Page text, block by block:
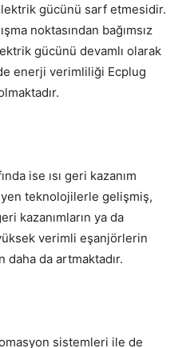
gücünü sarf etmesidir.
noktasından bağımsız
gücünü devamlı olarak
enerji verimliliği Ecplug
ise ısı geri kazanım
teknolojilerle gelişmiş,
kazanımların ya da
verimli eşanjörlerin
daha da artmaktadır.
sistemleri ile de